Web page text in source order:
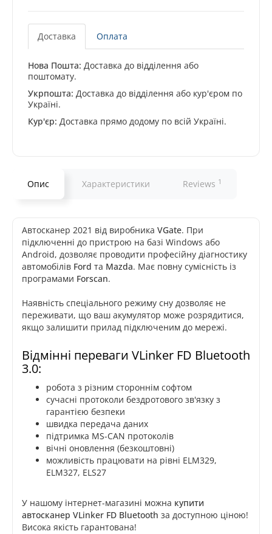
Доставка Оплата
Нова Пошта: Доставка до відділення або
поштомату.
Укрпошта: Доставка до відділення або кур'єром по
Україні.
Кур'єр: Доставка прямо додому по всій Україні.
Опис Характеристики Reviews 1
Автосканер 2021 від виробника VGate. При
підключенні до пристрою на базі Windows або
Android, дозволяє проводити професійну діагностику
автомобілів Ford та Mazda. Має повну сумісність із
програмами Forscan.
Наявність спеціального режиму сну дозволяє не
переживати, що ваш акумулятор може розрядитися,
якщо залишити прилад підключеним до мережі.
Відмінні переваги VLinker FD Bluetooth
3.0:
робота з різним стороннім софтом
сучасні протоколи бездротового зв'язку з
гарантією безпеки
швидка передача даних
підтримка MS-CAN протоколів
вічні оновлення (безкоштовні)
можливість працювати на рівні ELM329,
ELM327, ELS27
У нашому інтернет-магазині можна купити
автосканер VLinker FD Bluetooth за доступною ціною!
Висока якість гарантована!